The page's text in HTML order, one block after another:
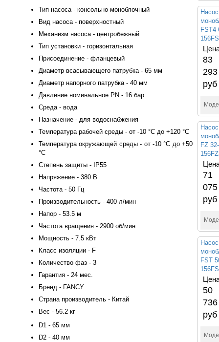
Тип насоса - консольно-моноблочный
Вид насоса - поверхностный
Механизм насоса - центробежный
Тип установки - горизонтальная
Присоединение - фланцевый
Диаметр всасывающего патрубка - 65 мм
Диаметр напорного патрубка - 40 мм
Давление номинальное PN - 16 бар
Среда - вода
Назначение - для водоснабжения
Температура рабочей среды - от -10 °C до +120 °C
Температура окружающей среды - от -10 °C до +50
°C
Степень защиты - IP55
Напряжение - 380 В
Частота - 50 Гц
Производительность - 400 л/мин
Напор - 53.5 м
Частота вращения - 2900 об/мин
Мощность - 7.5 кВт
Класс изоляции - F
Количество фаз - 3
Гарантия - 24 мес.
Бренд - FANCY
Страна производитель - Китай
Вес - 56.2 кг
D1 - 65 мм
D2 - 40 мм
FST4
83
293
руб
FZ
71
075
руб
FST
50
736
руб